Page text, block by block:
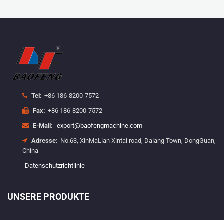
Tel: +86 186-8200-7572
Fax: +86 186-8200-7572
E-Mail: export@baofengmachine.com
Adresse: No.63, XinMaLian Xintai road, Dalang Town, DongGuan,
China
Datenschutzrichtlinie
UNSERE PRODUKTE